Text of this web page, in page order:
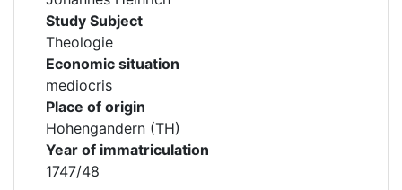
Study Subject
Theologie
Economic situation
mediocris
Place of origin
Hohengandern (TH)
Year of immatriculation
1747/48